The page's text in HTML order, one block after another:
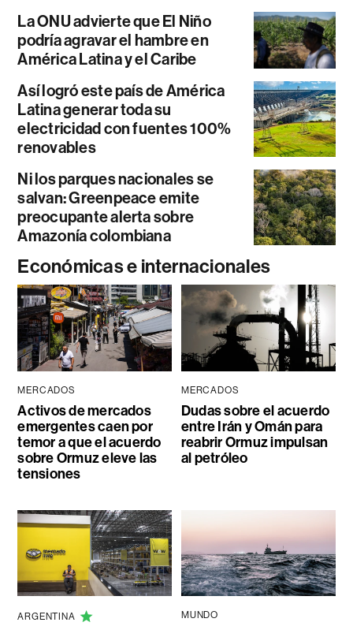
La ONU advierte que El Niño
podría agravar el hambre en
América Latina y el Caribe
Así logró este país de América
Latina generar toda su
electricidad con fuentes 100%
renovables
Ni los parques nacionales se
salvan: Greenpeace emite
preocupante alerta sobre
Amazonía colombiana
Económicas e internacionales
MERCADOS
Activos de mercados
emergentes caen por
temor a que el acuerdo
sobre Ormuz eleve las
tensiones
MERCADOS
Dudas sobre el acuerdo
entre Irán y Omán para
reabrir Ormuz impulsan
al petróleo
ARGENTINA MUNDO